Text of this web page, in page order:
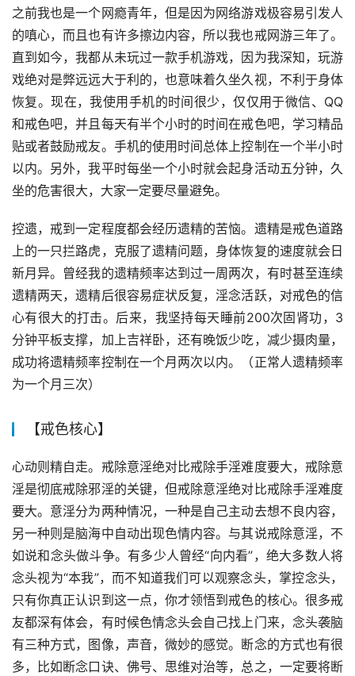
之前我也是一个网瘾青年，但是因为网络游戏极容易引发人
的嗔心，而且也有许多擦边内容，所以我也戒网游三年了。
直到如今，我都从未玩过一款手机游戏，因为我深知，玩游
戏绝对是弊远远大于利的，也意味着久坐久视，不利于身体
恢复。现在，我使用手机的时间很少，仅仅用于微信、QQ
和戒色吧，并且每天有半个小时的时间在戒色吧，学习精品
贴或者鼓励戒友。手机的使用时间总体上控制在一个半小时
以内。另外，我平时每坐一个小时就会起身活动五分钟，久
坐的危害很大，大家一定要尽量避免。
控遗，戒到一定程度都会经历遗精的苦恼。遗精是戒色道路
上的一只拦路虎，克服了遗精问题，身体恢复的速度就会日
新月异。曾经我的遗精频率达到过一周两次，有时甚至连续
遗精两天，遗精后很容易症状反复，淫念活跃，对戒色的信
心有很大的打击。后来，我坚持每天睡前200次固肾功，3
分钟平板支撑，加上吉祥卧，还有晚饭少吃，减少摄肉量，
成功将遗精频率控制在一个月两次以内。（正常人遗精频率
为一个月三次）
【戒色核心】
心动则精自走。戒除意淫绝对比戒除手淫难度要大，戒除意
淫是彻底戒除邪淫的关键，但戒除意淫绝对比戒除手淫难度
要大。意淫分为两种情况，一种是自己主动去想不良内容，
另一种则是脑海中自动出现色情内容。与其说戒除意淫，不
如说和念头做斗争。有多少人曾经“向内看”，绝大多数人将
念头视为“本我”，而不知道我们可以观察念头，掌控念头，
只有你真正认识到这一点，你才领悟到戒色的核心。很多戒
友都深有体会，有时候色情念头会自己找上门来，念头袭脑
有三种方式，图像，声音，微妙的感觉。断念的方式也有很
多，比如断念口诀、佛号、思维对治等，总之，一定要将断